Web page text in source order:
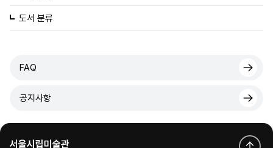
도서 분류
FAQ
공지사항